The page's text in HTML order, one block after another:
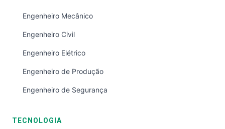
Engenheiro Mecânico
Engenheiro Civil
Engenheiro Elétrico
Engenheiro de Produção
Engenheiro de Segurança
TECNOLOGIA